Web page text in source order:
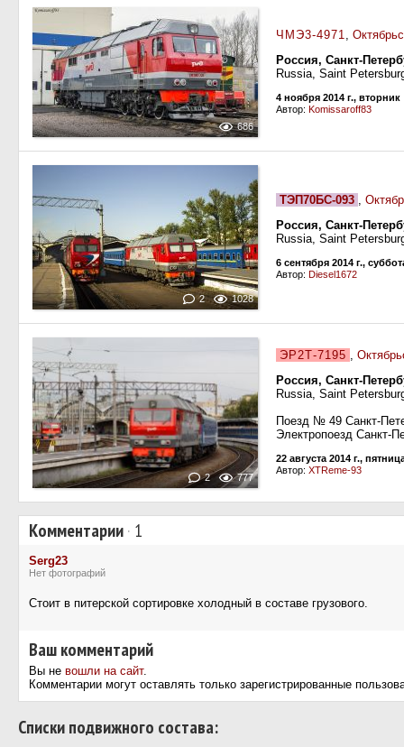
686
ЧМЭ3-4971,
Россия, Санкт-
Russia, Saint
4 ноября 2014 г., вторник
Автор: Komissaroff83
2 1028
ТЭП70БС-093 ,
Россия, Санкт-
Russia, Saint
6 сентября 2014 г.,
Автор: Diesel1672
2 777
ЭР2Т-7195 ,
Россия, Санкт-
Russia, Saint
Поезд № 49 Санкт-
Электропоезд Санкт-
22 августа 2014 г.,
Автор: XTReme-93
Комментарии· 1
Serg23
Нет фотографий
Стоит в питерской сортировке холодный в составе грузового.
Ваш комментарий
Вы не вошли на сайт.
Комментарии могут оставлять только зарегистрированные
Cписки подвижного состава: